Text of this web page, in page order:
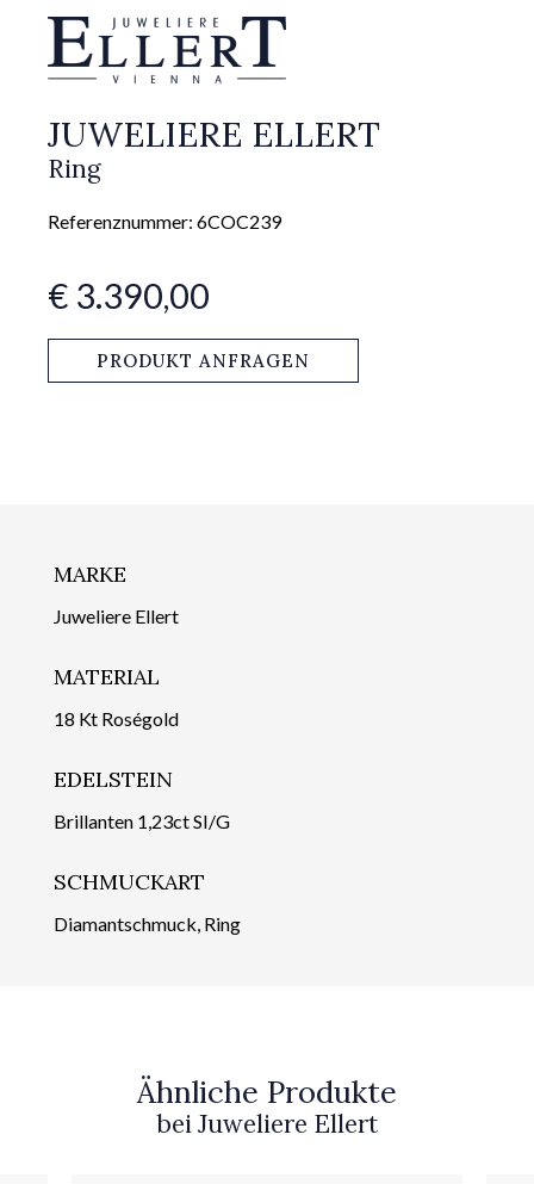
JUWELIERE ELLERT
Ring
Referenznummer: 6COC239
€ 3.390,00
PRODUKT ANFRAGEN
MARKE
Juweliere Ellert
MATERIAL
18 Kt Roségold
EDELSTEIN
Brillanten 1,23ct SI/G
SCHMUCKART
Diamantschmuck, Ring
Ähnliche Produkte
bei Juweliere Ellert